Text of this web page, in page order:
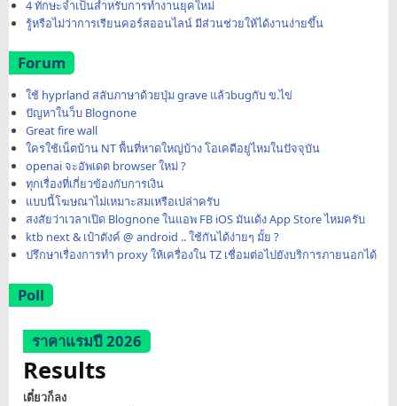
4 ทักษะจำเป็นสำหรับการทำงานยุคใหม่
รู้หรือไม่ว่าการเรียนคอร์สออนไลน์ มีส่วนช่วยให้ได้งานง่ายขึ้น
Forum
ใช้ hyprland สลับภาษาด้วยปุ่ม grave แล้วbugกับ ข.ไข่
ปัญหาในว็บ Blognone
Great fire wall
ใครใช้เน็ตบ้าน NT พื้นที่หาดใหญ่บ้าง โอเคดีอยู่ไหมในปัจจุบัน
openai จะอัพเดต browser ใหม่ ?
ทุกเรื่องที่เกี่ยวข้องกับการเงิน
แบบนี้โฆษณาไม่เหมาะสมเหรือเปล่าครับ
สงสัยว่าเวลาเปิด Blognone ในแอพ FB iOS มันเด้ง App Store ไหมครับ
ktb next & เป๋าตังค์ @ android .. ใช้กันได้ง่ายๆ มั้ย ?
ปรึกษาเรื่องการทำ proxy ให้เครื่องใน TZ เชื่อมต่อไปยังบริการภายนอกได้
Poll
ราคาแรมปี 2026
Results
เดี๋ยวก็ลง